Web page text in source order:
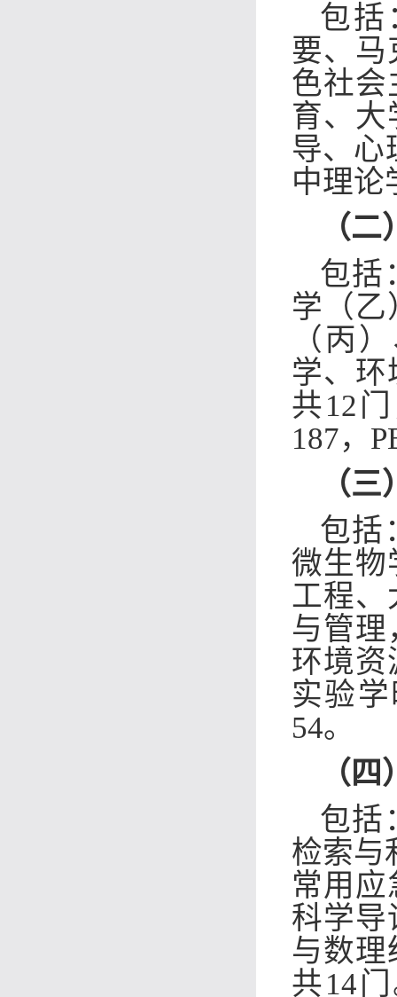
包括
要、马
色社会
育、
导、心
中理论
（
包括
学（
（丙
学、
共12
187，
（
包括
微生物
工程、
与管理
环境资
实验
54。
（
包括
检索与
常用
科学导
与数
共14